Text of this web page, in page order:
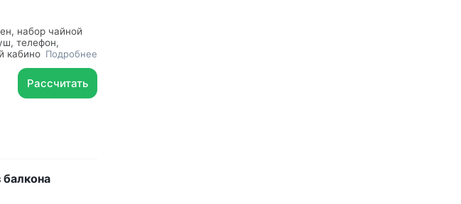
набор чайной
телефон,
кабиной, ванные
шкаф,
мебель,
принадлежности
Подробнее
Рассчитать